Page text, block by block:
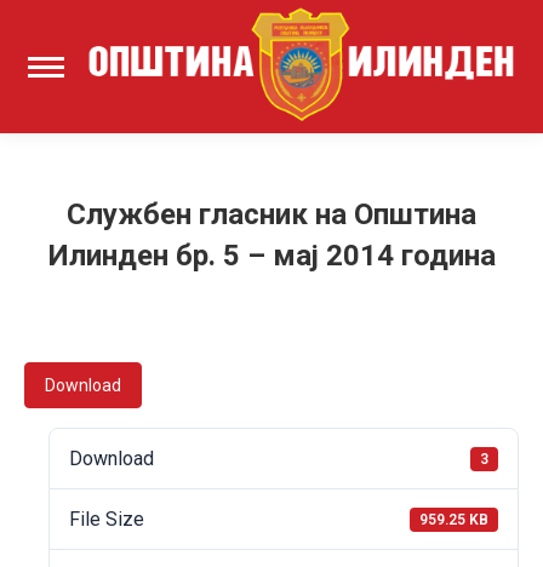
Службен гласник на Општина
Илинден бр. 5 – мај 2014 година
Download
Download 3
File Size 959.25 KB